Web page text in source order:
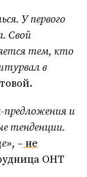
У первого
Свой
тем, кто
в
предложения и
тенденции.
, – не
ОНТ